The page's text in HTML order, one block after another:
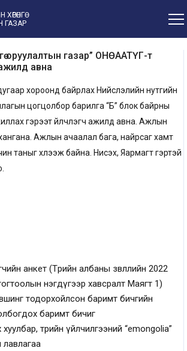
ГАЗАР
оруулалтын газар” ОНӨААТҮГ-т
авна
хороонд байрлах Нийслэлийн нутгийн
цогцолбор барилга “Б” блок байрны
гэрээт үйлчлэгч ажилд авна. Ажлын
Ажлын ачаалал бага, найрсаг хамт
таныг хүлээж байна. Нисэх, Яармагт гэртэй
анкет (Төрийн албаны зөвлөлийн 2022
нэгдүгээр хавсралт Маягт 1)
тодорхойлсон баримт бичгийн
баримт бичиг
төрийн үйлчилгээний “emongolia”